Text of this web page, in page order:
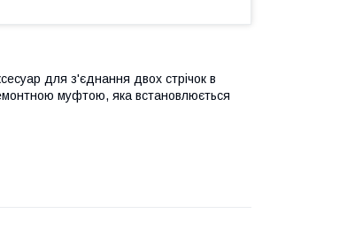
для з'єднання двох стрічок в
муфтою, яка встановлюється